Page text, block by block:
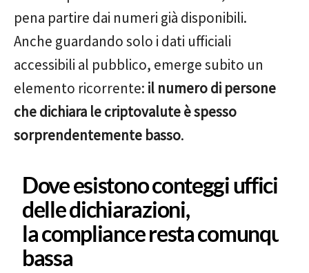
pena partire dai numeri già disponibili.
Anche guardando solo i dati ufficiali
accessibili al pubblico, emerge subito un
elemento ricorrente: il numero di persone
che dichiara le criptovalute è spesso
sorprendentemente basso.
Dove esistono conteggi ufficiali
delle dichiarazioni,
la compliance resta comunque
bassa